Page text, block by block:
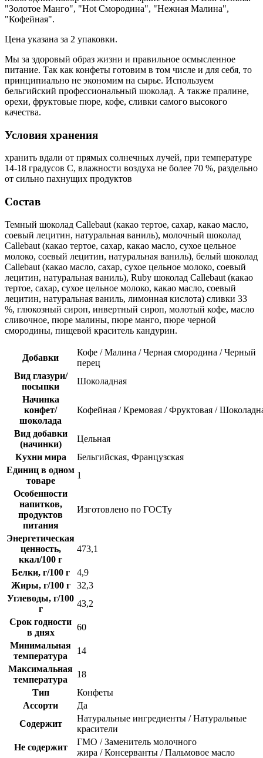
"Золотое Манго", "Hot Смородина", "Нежная Малина",
"Кофейная".
Цена указана за 2 упаковки.
Мы за здоровый образ жизни и правильное осмысленное
питание. Так как конфеты готовим в том числе и для себя, то
принципиально не экономим на сырье. Используем
бельгийский профессиональный шоколад. А также пралине,
орехи, фруктовые пюре, кофе, сливки самого высокого
качества.
Условия хранения
хранить вдали от прямых солнечных лучей, при температуре
14-18 градусов С, влажности воздуха не более 70 %, раздельно
от сильно пахнущих продуктов
Состав
Темный шоколад Callebaut (какао тертое, сахар, какао масло,
соевый лецитин, натуральная ваниль), молочный шоколад
Callebaut (какао тертое, сахар, какао масло, сухое цельное
молоко, соевый лецитин, натуральная ваниль), белый шоколад
Callebaut (какао масло, сахар, сухое цельное молоко, соевый
лецитин, натуральная ваниль), Ruby шоколад Callebaut (какао
тертое, сахар, сухое цельное молоко, какао масло, соевый
лецитин, натуральная ваниль, лимонная кислота) сливки 33
%, глюкозный сироп, инвертный сироп, молотый кофе, масло
сливочное, пюре малины, пюре манго, пюре черной
смородины, пищевой краситель кандурин.
Добавки
Кофе / Малина / Черная смородина / Черный
перец
Вид глазури/
посыпки
Шоколадная
Начинка
конфет/
шоколада
Кофейная / Кремовая / Фруктовая /
Вид добавки
(начинки)
Цельная
Кухни мира
Бельгийская, Французская
Единиц в одном
товаре
1
Особенности
напитков,
продуктов
питания
Изготовлено по ГОСТу
Энергетическая
ценность,
ккал/100 г
473,1
Белки, г/100 г
4,9
Жиры, г/100 г
32,3
Углеводы, г/100
г
43,2
Срок годности
в днях
60
Минимальная
температура
14
Максимальная
температура
18
Тип
Конфеты
Ассорти
Да
Содержит
Натуральные ингредиенты / Натуральные
красители
Не содержит
ГМО / Заменитель молочного
жира / Консерванты / Пальмовое масло